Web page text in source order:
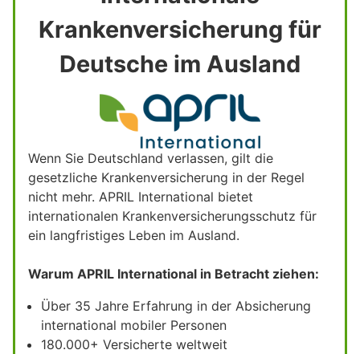
Krankenversicherung für
Deutsche im Ausland
Wenn Sie Deutschland verlassen, gilt die
gesetzliche Krankenversicherung in der Regel
nicht mehr. APRIL International bietet
internationalen Krankenversicherungsschutz für
ein langfristiges Leben im Ausland.
Warum APRIL International in Betracht ziehen:
Über 35 Jahre Erfahrung in der Absicherung
international mobiler Personen
180.000+ Versicherte weltweit